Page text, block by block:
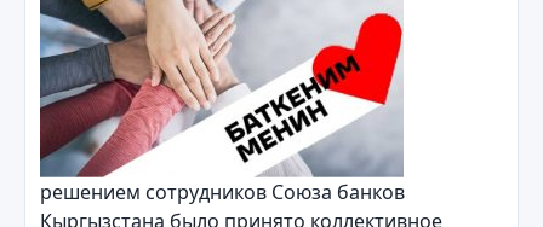
решением сотрудников Союза банков
Кыргызстана было принято коллективное